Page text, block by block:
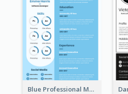
Blue Professional Marketing Resume